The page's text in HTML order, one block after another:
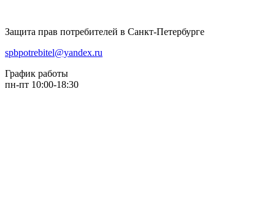
Защита прав потребителей в Санкт-Петербурге
spbpotrebitel@yandex.ru
График работы
пн-пт 10:00-18:30